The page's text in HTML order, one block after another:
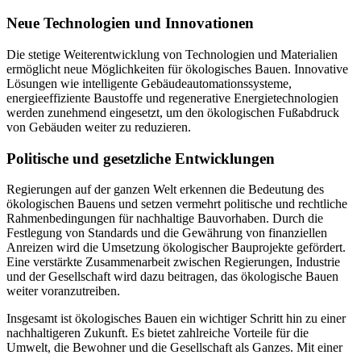
Neue Technologien und Innovationen
Die stetige Weiterentwicklung von Technologien und Materialien
ermöglicht neue Möglichkeiten für ökologisches Bauen. Innovative
Lösungen wie intelligente Gebäudeautomationssysteme,
energieeffiziente Baustoffe und regenerative Energietechnologien
werden zunehmend eingesetzt, um den ökologischen Fußabdruck
von Gebäuden weiter zu reduzieren.
Politische und gesetzliche Entwicklungen
Regierungen auf der ganzen Welt erkennen die Bedeutung des
ökologischen Bauens und setzen vermehrt politische und rechtliche
Rahmenbedingungen für nachhaltige Bauvorhaben. Durch die
Festlegung von Standards und die Gewährung von finanziellen
Anreizen wird die Umsetzung ökologischer Bauprojekte gefördert.
Eine verstärkte Zusammenarbeit zwischen Regierungen, Industrie
und der Gesellschaft wird dazu beitragen, das ökologische Bauen
weiter voranzutreiben.
Insgesamt ist ökologisches Bauen ein wichtiger Schritt hin zu einer
nachhaltigeren Zukunft. Es bietet zahlreiche Vorteile für die
Umwelt, die Bewohner und die Gesellschaft als Ganzes. Mit einer